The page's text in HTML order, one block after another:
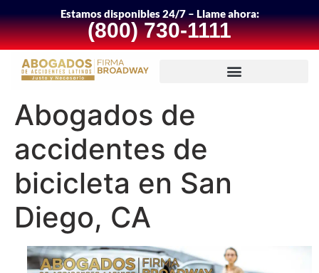
Estamos disponibles 24/7 – Llame ahora:
(800) 730-1111
Abogados de
accidentes de
bicicleta en San
Diego, CA